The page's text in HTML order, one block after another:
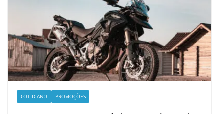
COTIDIANO PROMOÇÕES